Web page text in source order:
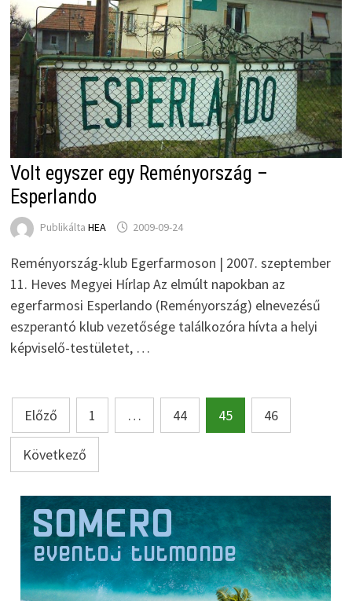
Volt egyszer egy Reményország –
Esperlando
Publikálta HEA 2009-09-24
Reményország-klub Egerfarmoson | 2007. szeptember
11. Heves Megyei Hírlap Az elmúlt napokban az
egerfarmosi Esperlando (Reményország) elnevezésű
eszperantó klub vezetősége találkozóra hívta a helyi
képviselő-testületet, …
Bejegyzések
lapozása
Előző 1 … 44 45 46
Következő